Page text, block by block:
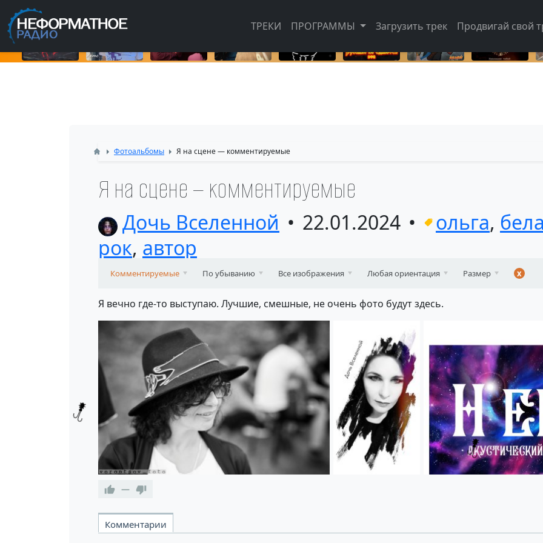
ТРЕКИ ПРОГРАММЫ Загрузить трек Продвигай свой
Фотоальбомы Я на сцене — комментируемые
Я на сцене — комментируемые
Дочь Вселенной 22.01.2024 ольга,
рок, автор
Комментируемые По убыванию Все изображения Любая ориентация Размер x
Я вечно где-то выступаю. Лучшие, смешные, не очень фото будут здесь.
—
Комментарии